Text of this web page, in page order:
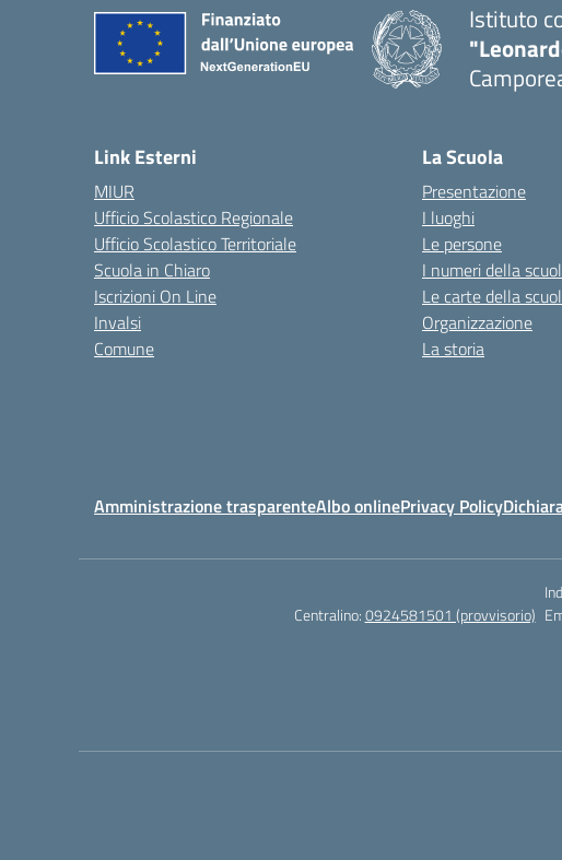
Istituto
Link Esterni
MIUR
Ufficio Scolastico Regionale
Ufficio Scolastico Territoriale
Scuola in Chiaro
Iscrizioni On Line
Invalsi
Comune
La Scuola
Presentazione
I luoghi
Le persone
I numeri della
Le carte della
Organizzazione
La storia
Amministrazione trasparenteAlbo onlinePrivacy Policy
Centralino:0924581501 (provvisorio)